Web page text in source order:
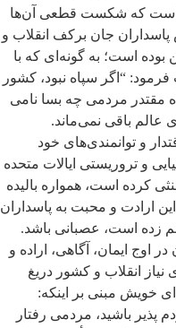
است که شکست قطعی آن‌ها
جان برکف انقلاب و
است؛ به گونه‌ای که با
“اگر سپاه نبود، کشور
مقتدر مردمی چه بسا نامی
عالم باقی نمی‌ماند.
و توانمندی‌های خود
و تروریستی ایالات متحده
کرده است، همواره بالیده
ارادت و محبت به پاسداران
زده است، عصبانی باشد.
اوج ایمان، آگاهی، اراده و
انقلاب و کشور دریغ
خویش مبنی بر اینکه:
باشید، مردمی رفتار